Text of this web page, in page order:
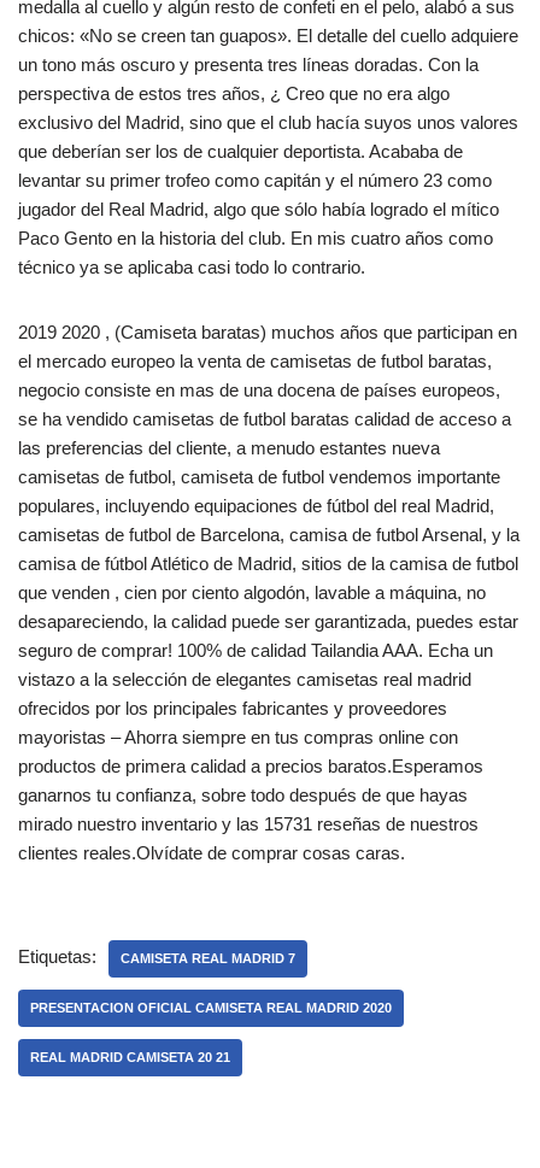
medalla al cuello y algún resto de confeti en el pelo, alabó a sus
chicos: «No se creen tan guapos». El detalle del cuello adquiere
un tono más oscuro y presenta tres líneas doradas. Con la
perspectiva de estos tres años, ¿ Creo que no era algo
exclusivo del Madrid, sino que el club hacía suyos unos valores
que deberían ser los de cualquier deportista. Acababa de
levantar su primer trofeo como capitán y el número 23 como
jugador del Real Madrid, algo que sólo había logrado el mítico
Paco Gento en la historia del club. En mis cuatro años como
técnico ya se aplicaba casi todo lo contrario.
2019 2020 , (Camiseta baratas) muchos años que participan en
el mercado europeo la venta de camisetas de futbol baratas,
negocio consiste en mas de una docena de países europeos,
se ha vendido camisetas de futbol baratas calidad de acceso a
las preferencias del cliente, a menudo estantes nueva
camisetas de futbol, camiseta de futbol vendemos importante
populares, incluyendo equipaciones de fútbol del real Madrid,
camisetas de futbol de Barcelona, camisa de futbol Arsenal, y la
camisa de fútbol Atlético de Madrid, sitios de la camisa de futbol
que venden , cien por ciento algodón, lavable a máquina, no
desapareciendo, la calidad puede ser garantizada, puedes estar
seguro de comprar! 100% de calidad Tailandia AAA. Echa un
vistazo a la selección de elegantes camisetas real madrid
ofrecidos por los principales fabricantes y proveedores
mayoristas – Ahorra siempre en tus compras online con
productos de primera calidad a precios baratos.Esperamos
ganarnos tu confianza, sobre todo después de que hayas
mirado nuestro inventario y las 15731 reseñas de nuestros
clientes reales.Olvídate de comprar cosas caras.
Etiquetas: CAMISETA REAL MADRID 7
PRESENTACION OFICIAL CAMISETA REAL MADRID 2020
REAL MADRID CAMISETA 20 21